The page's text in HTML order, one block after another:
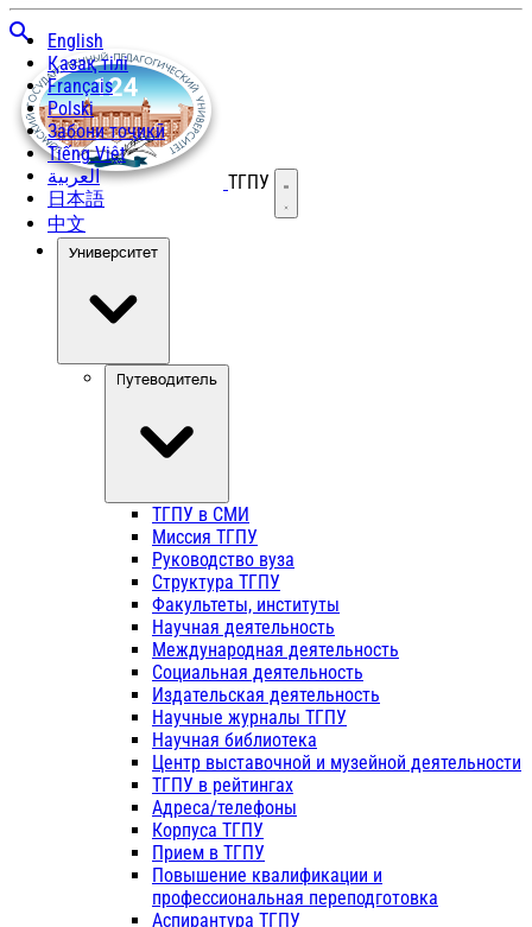
English
Қазақ тілі
Français
Polski
Забони тоҷикӣ
Tiếng Việt
العربية
日本語
中文
ТГПУ Открыть меню
Университет
Путеводитель
ТГПУ в СМИ
Миссия ТГПУ
Руководство вуза
Структура ТГПУ
Факультеты, институты
Научная деятельность
Международная деятельность
Социальная деятельность
Издательская деятельность
Научные журналы ТГПУ
Научная библиотека
Центр выставочной и музейной деятельности
ТГПУ в рейтингах
Адреса/телефоны
Корпуса ТГПУ
Прием в ТГПУ
Повышение квалификации и
профессиональная переподготовка
Аспирантура ТГПУ